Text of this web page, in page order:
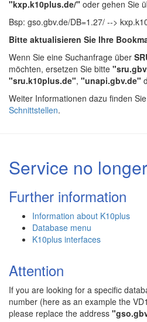
"kxp.k10plus.de/" oder gehen Sie
Bsp: gso.gbv.de/DB=1.27/ -->
Bitte aktualisieren Sie Ihre
Wenn Sie eine Suchanfrage über
möchten, ersetzen Sie bitte
"sru.k10plus.de", "unapi.gbv.de"
Weiter Informationen dazu finden
Schnittstellen.
Service no
Further information
Information about K10plus
Database menu
K10plus interfaces
Attention
If you are looking for a specific
number (here as an example the
please replace the address